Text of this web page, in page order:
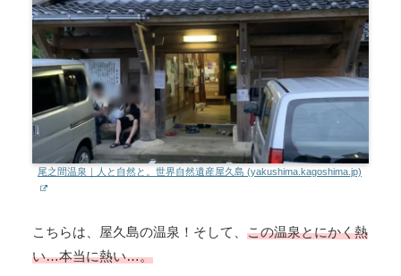
尾之間温泉｜人と自然と。世界自然遺産屋久島 (yakushima.kagoshima.jp)
こちらは、屋久島の温泉！そして、 この温泉とにかく熱
い…本当に熱い…。